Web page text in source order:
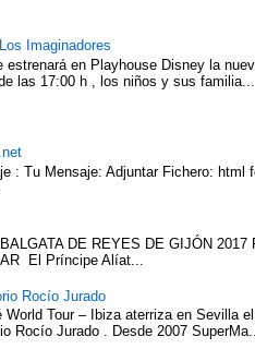
Imaginadores
estrenará en Playhouse Disney la
las 17:00 h , los niños y sus familia...
: Tu Mensaje: Adjuntar Fichero: html
DE REYES DE GIJÓN 2017
El Príncipe Alíat...
Rocío Jurado
World Tour – Ibiza aterriza en Sevilla
Rocío Jurado . Desde 2007